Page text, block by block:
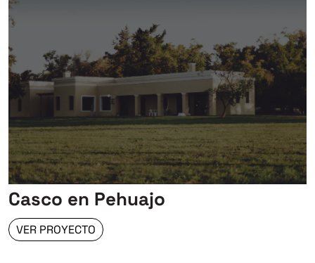
Casco en Pehuajo
VER PROYECTO